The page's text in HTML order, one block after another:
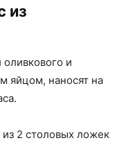
из
и
яйцом, наносят на
из 2 столовых ложек